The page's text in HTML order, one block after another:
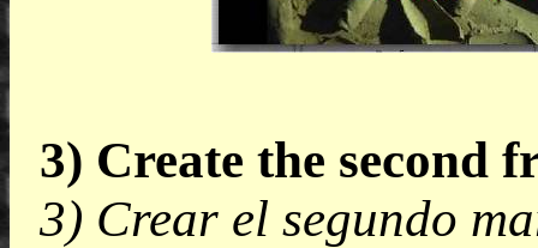
3) Create the second
3) Crear el segundo